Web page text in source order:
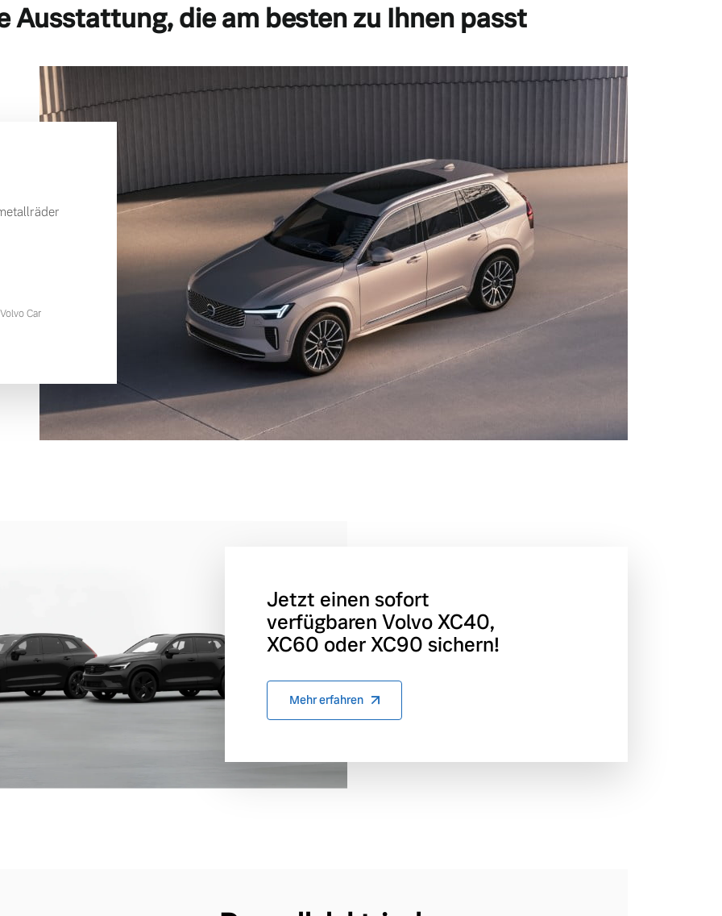
Ausstattung, die am besten zu Ihnen passt
Car
Jetzt einen sofort
verfügbaren Volvo XC40,
XC60 oder XC90 sichern!
Mehr erfahren